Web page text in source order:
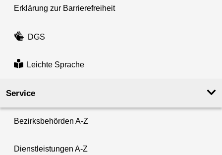
Erklärung zur Barrierefreiheit
DGS
Leichte Sprache
Service
Bezirksbehörden A-Z
Dienstleistungen A-Z